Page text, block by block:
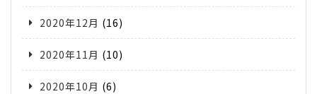
2020年12月 (16)
2020年11月 (10)
2020年10月 (6)